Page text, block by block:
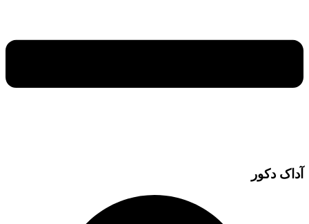
آداک دکور